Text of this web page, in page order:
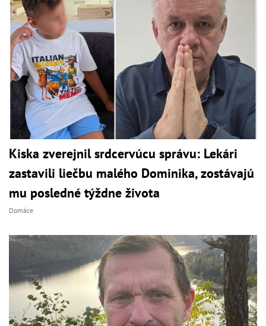
Kiska zverejnil srdcervúcu správu: Lekári
zastavili liečbu malého Dominika, zostávajú
mu posledné týždne života
Domáce